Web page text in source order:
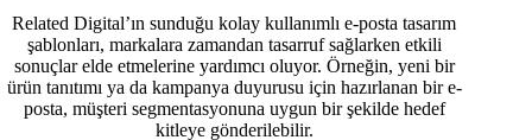
Related Digital’ın sunduğu kolay kullanımlı e-posta tasarım
şablonları, markalara zamandan tasarruf sağlarken etkili
sonuçlar elde etmelerine yardımcı oluyor. Örneğin, yeni bir
ürün tanıtımı ya da kampanya duyurusu için hazırlanan bir e-
posta, müşteri segmentasyonuna uygun bir şekilde hedef
kitleye gönderilebilir.